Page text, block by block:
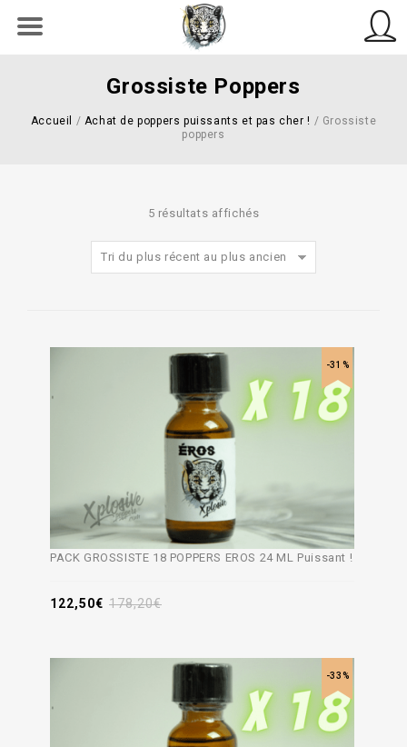
Grossiste Poppers
Accueil / Achat de poppers puissants et pas cher ! / Grossiste
poppers
5 résultats affichés
Tri du plus récent au plus ancien
-31%
PACK GROSSISTE 18 POPPERS EROS 24 ML Puissant !
178,20€
122,50€
-33%